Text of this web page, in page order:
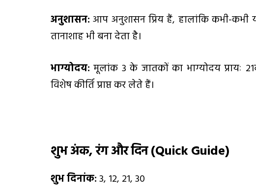
अनुशासन: आप अनुशासन प्रिय हैं, हालांकि कभी-कभी
तानाशाह भी बना देता है।
भाग्योदय: मूलांक 3 के जातकों का भाग्योदय प्रायः
विशेष कीर्ति प्राप्त कर लेते हैं।
शुभ अंक,रंग और दिन (Quick Guide)
शुभ दिनांक:3, 12, 21, 30